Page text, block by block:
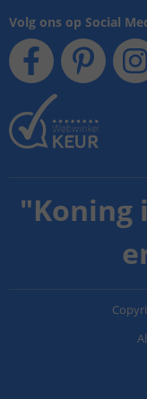
Volg ons op Social
"